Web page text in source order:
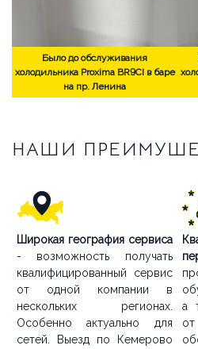
Было до обслуживания
холодильника Proxima BR9CI в баре
на пр. Ленина
НАШИ
Широкая география сервиса
- возможность получать
квалифицированный сервис
от одной компании в
нескольких регионах.
Особенно актуально для
сетей. Выезд по Кемерово
а